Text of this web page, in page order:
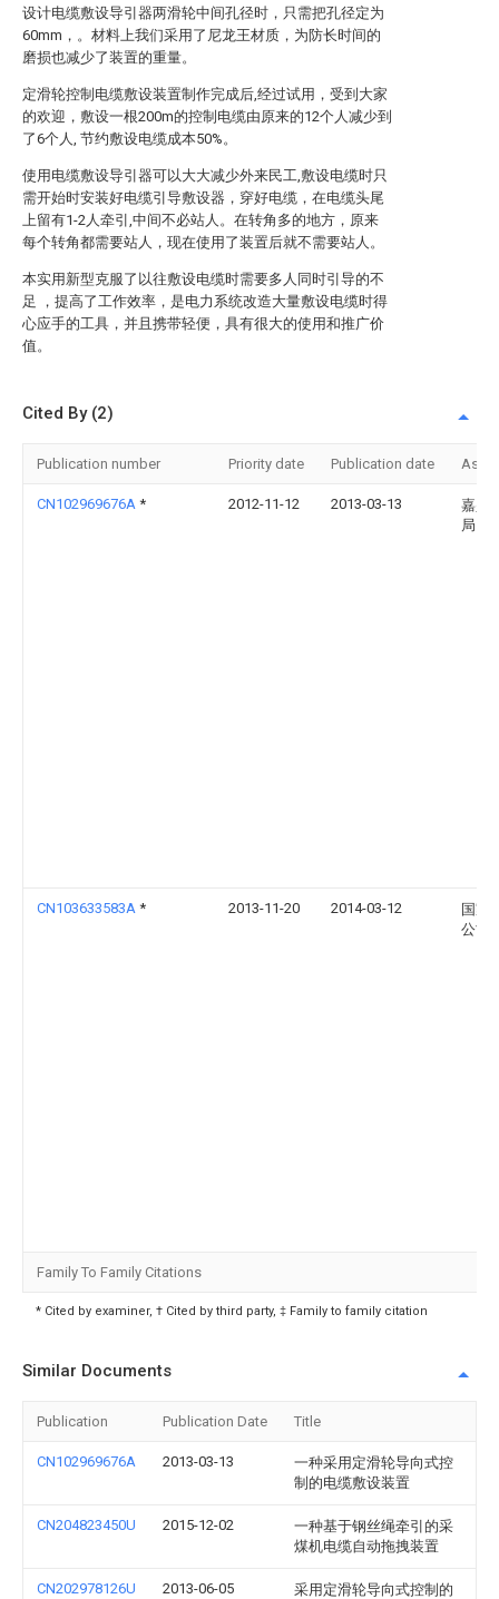
设计电缆敷设导引器两滑轮中间孔径时，只需把孔径定为
60mm，。材料上我们采用了尼龙王材质，为防长时间的
磨损也减少了装置的重量。
定滑轮控制电缆敷设装置制作完成后,经过试用，受到大家
的欢迎，敷设一根200m的控制电缆由原来的12个人减少到
了6个人, 节约敷设电缆成本50%。
使用电缆敷设导引器可以大大减少外来民工,敷设电缆时只
需开始时安装好电缆引导敷设器，穿好电缆，在电缆头尾
上留有1-2人牵引,中间不必站人。在转角多的地方，原来
每个转角都需要站人，现在使用了装置后就不需要站人。
本实用新型克服了以往敷设电缆时需要多人同时引导的不
足 ，提高了工作效率，是电力系统改造大量敷设电缆时得
心应手的工具，并且携带轻便，具有很大的使用和推广价
值。
Cited By (2)
Publication number Priority date Publication date
CN102969676A * 2012-11-12 2013-03-13
嘉兴
局
CN103633583A * 2013-11-20 2014-03-12
国家
公司
Family To Family Citations
* Cited by examiner, † Cited by third party, ‡ Family to family citation
Similar Documents
Publication Publication Date Title
CN102969676A 2013-03-13
一种采用定滑轮导向式控
制的电缆敷设装置
CN204823450U 2015-12-02
一种基于钢丝绳牵引的采
煤机电缆自动拖拽装置
CN202978126U 2013-06-05
采用定滑轮导向式控制的